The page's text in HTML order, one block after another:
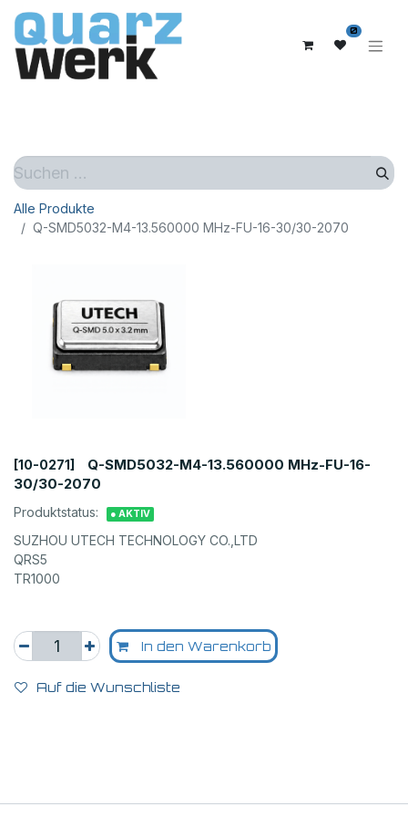
0
Alle Produkte
Q-SMD5032-M4-13.560000 MHz-FU-16-30/30-2070
[10-0271]
Q-SMD5032-M4-13.560000 MHz-FU-16-
30/30-2070
Produktstatus: ● AKTIV
SUZHOU UTECH TECHNOLOGY CO.,LTD
QRS5
TR1000
In den Warenkorb
Auf die Wunschliste